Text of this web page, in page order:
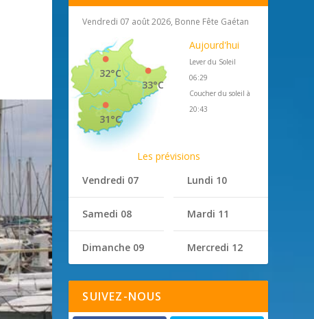
Vendredi 07 août 2026, Bonne Fête Gaétan
33°C
32°C
31°C
Aujourd'hui
Lever du Soleil
06:29
Coucher du soleil à
20:43
Les prévisions
Vendredi 07
Samedi 08
Dimanche 09
Lundi 10
Mardi 11
Mercredi 12
SUIVEZ-NOUS